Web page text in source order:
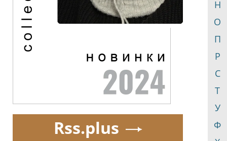
Н
О
П
Р
С
Т
У
Ф
Rss.plus